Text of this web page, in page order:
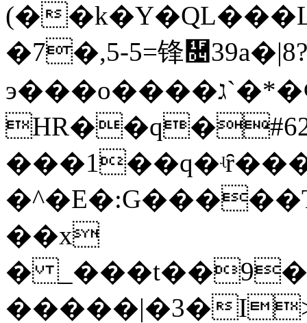
(�
�7�,5-5=锋῔39a�|8?
э���o����ג`�*�¢��
�^�E
��x
� _���t��9�
�����|�3�